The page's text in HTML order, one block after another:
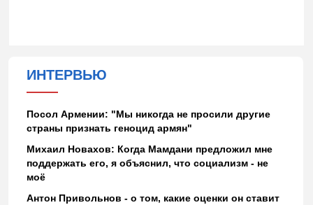
ИНТЕРВЬЮ
Посол Армении: "Мы никогда не просили другие
страны признать геноцид армян"
Михаил Новахов: Когда Мамдани предложил мне
поддержать его, я объяснил, что социализм - не
моё
Антон Привольнов - о том, какие оценки он ставит